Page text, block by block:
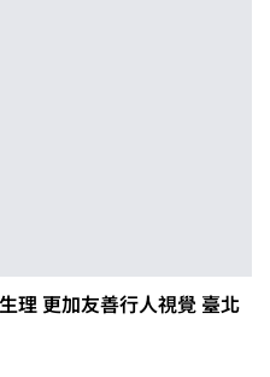
理 更加友善行人視覺 臺北